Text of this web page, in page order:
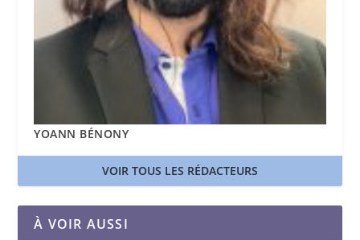
YOANN BÉNONY
VOIR TOUS LES RÉDACTEURS
À VOIR AUSSI